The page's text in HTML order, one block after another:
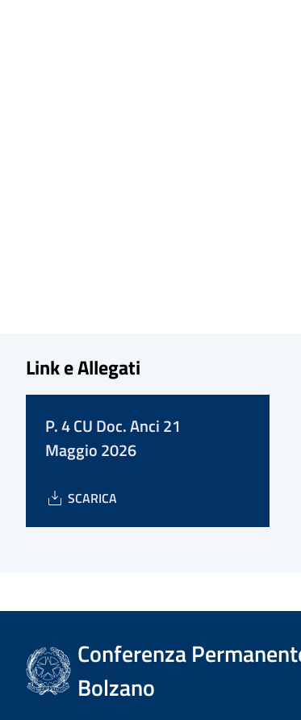
Link e Allegati
P. 4 CU Doc. Anci 21
Maggio 2026
SCARICA
Conferenza
Bolzano